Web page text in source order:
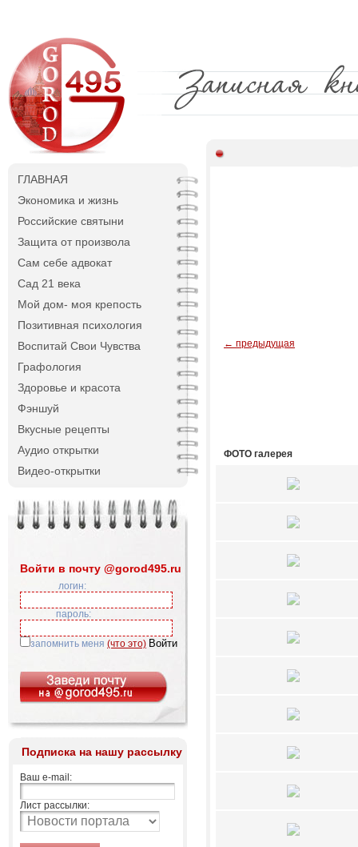
ГЛАВНАЯ
Экономика и жизнь
Российские святыни
Защита от произвола
Сам себе адвокат
Сад 21 века
Мой дом- моя крепость
Позитивная психология
Воспитай Свои Чувства
Графология
Здоровье и красота
Фэншуй
Вкусные рецепты
Аудио открытки
Видео-открытки
Войти в почту @gorod495.ru
логин:
пароль:
запомнить меня (что это)
Подписка на нашу рассылку
Ваш e-mail:
Лист рассылки:
← предыдущая
ФОТО галерея